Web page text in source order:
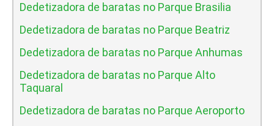
Dedetizadora de baratas no Parque Brasilia
Dedetizadora de baratas no Parque Beatriz
Dedetizadora de baratas no Parque Anhumas
Dedetizadora de baratas no Parque Alto
Taquaral
Dedetizadora de baratas no Parque Aeroporto